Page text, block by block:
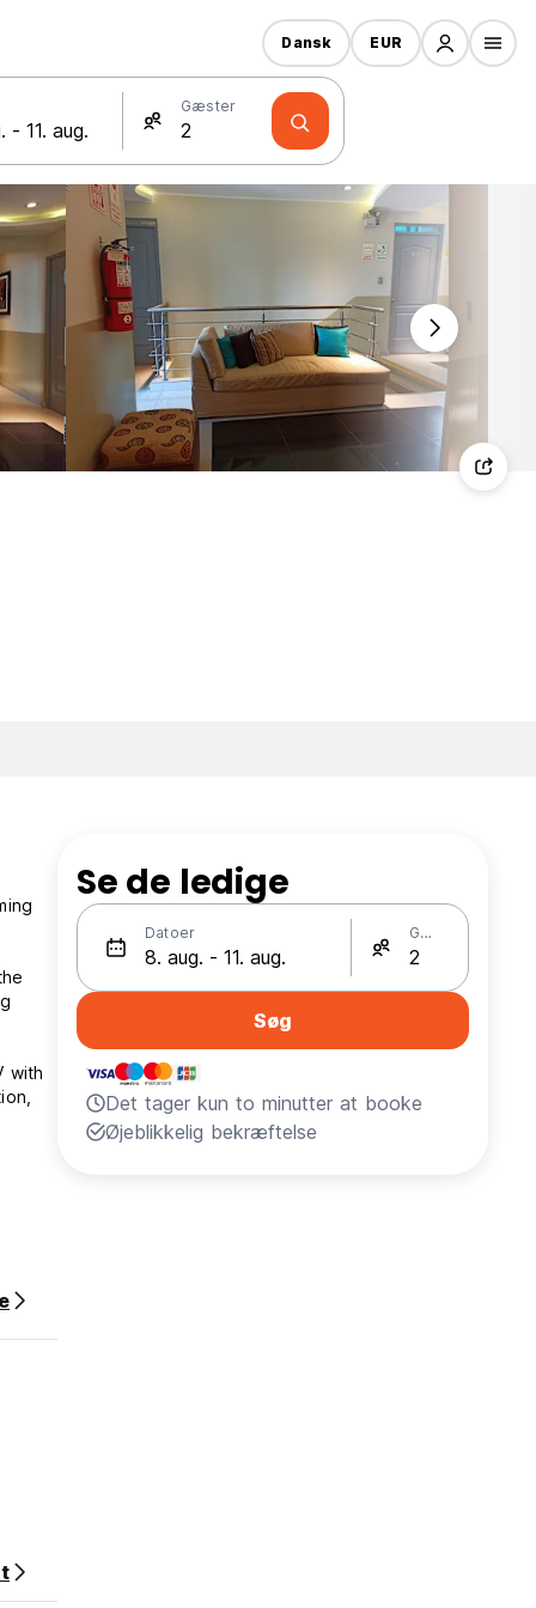
Gæster
Dansk EUR
Se de ledige
Datoer Gæster
Søg
Det tager kun to minutter at booke
Øjeblikkelig bekræftelse